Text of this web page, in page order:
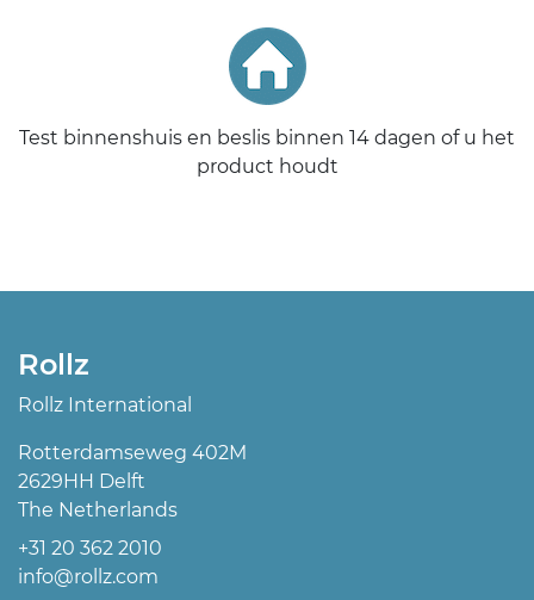
Test binnenshuis en beslis binnen 14 dagen of u het
product houdt
Rollz
Rollz International
Rotterdamseweg 402M
2629HH Delft
The Netherlands
+31 20 362 2010
info@rollz.com